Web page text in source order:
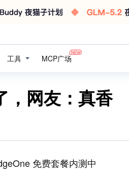
工具 MCP广场
，网友：真香
免费套餐内测中